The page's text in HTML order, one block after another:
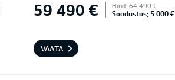
59 490 € Hind: 64 490 €
Soodustus: 5 000 €
VAATA